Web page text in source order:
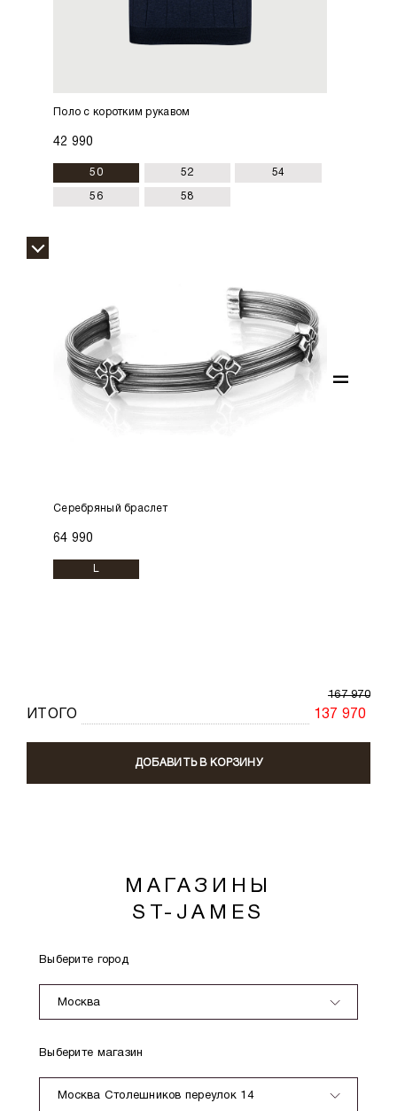
Поло с коротким рукавом
42 990
50 52 54
56 58
Серебряный браслет
64 990
L
=
ИТОГО
167 970
137 970
ДОБАВИТЬ В КОРЗИНУ
МАГАЗИНЫ
ST-JAMES
Выберите город
Москва
Выберите магазин
Москва Столешников переулок 14